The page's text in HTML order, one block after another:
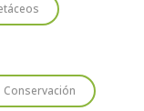
Conservación